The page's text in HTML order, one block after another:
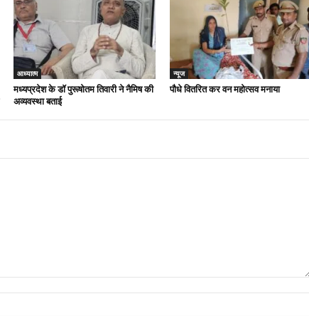
आध्यात्म
मध्यप्रदेश के डॉ पुरूषोतम तिवारी ने नैमिष की
अव्यवस्था बताई
न्यूज
पौधे वितरित कर वन महोत्सव मनाया